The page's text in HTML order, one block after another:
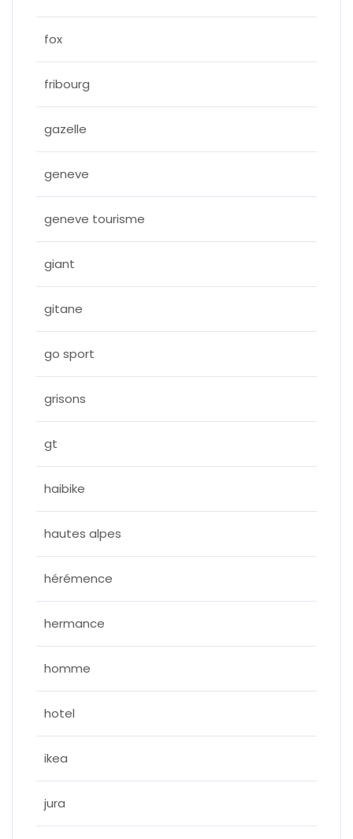
fox
fribourg
gazelle
geneve
geneve tourisme
giant
gitane
go sport
grisons
gt
haibike
hautes alpes
hérémence
hermance
homme
hotel
ikea
jura